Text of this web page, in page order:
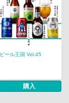
ビール王国 Vol.45
購入